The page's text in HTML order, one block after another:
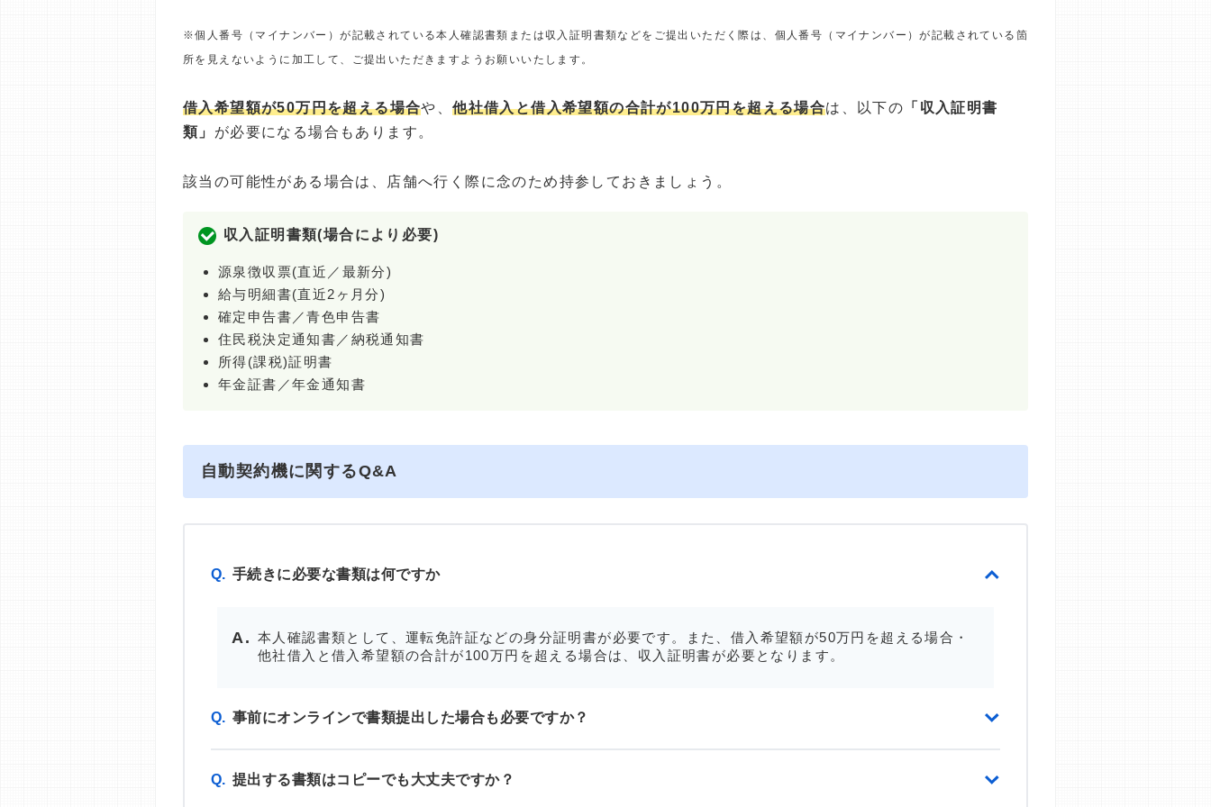
※個人番号（マイナンバー）が記載されている本人確認書類または収入証明書類などをご提出いただく際は、個人番号（マイナンバー）が記載されている箇
所を見えないように加工して、ご提出いただきますようお願いいたします。
借入希望額が50万円を超える場合や、他社借入と借入希望額の合計が100万円を超える場合は、以下の 「収入証明書
類」 が必要になる場合もあります。
該当の可能性がある場合は、店舗へ行く際に念のため持参しておきましょう。
収入証明書類(場合により必要)
源泉徴収票(直近／最新分)
給与明細書(直近2ヶ月分)
確定申告書／青色申告書
住民税決定通知書／納税通知書
所得(課税)証明書
年金証書／年金通知書
自動契約機に関するQ&A
Q. 手続きに必要な書類は何ですか
本人確認書類として、運転免許証などの身分証明書が必要です。また、借入希望額が50万円を超える場合・
他社借入と借入希望額の合計が100万円を超える場合は、収入証明書が必要となります。
Q. 事前にオンラインで書類提出した場合も必要ですか？
Q. 提出する書類はコピーでも大丈夫ですか？